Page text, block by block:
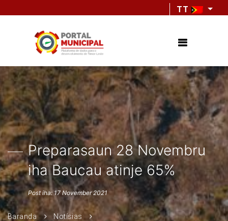
TT
Preparasaun 28 Novembru
iha Baucau atinje 65%
Post iha: 17 November 2021
Baranda
Notísias